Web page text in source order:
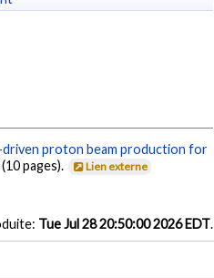
proton beam production for
pages). Lien externe
Tue Jul 28 20:50:00 2026 EDT.